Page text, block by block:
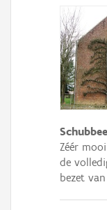
Zéér
de
bezet